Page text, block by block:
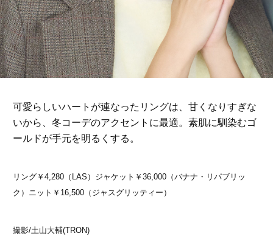
可愛らしいハートが連なったリングは、甘くなりすぎな
いから、冬コーデのアクセントに最適。素肌に馴染むゴ
ールドが手元を明るくする。
リング￥4,280（LAS）ジャケット￥36,000（バナナ・リパブリッ
ク）ニット￥16,500（ジャスグリッティー）
撮影/土山大輔(TRON)